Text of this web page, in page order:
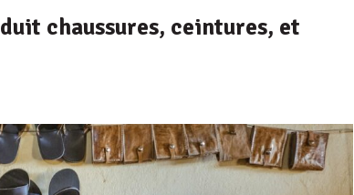
chaussures, ceintures, et